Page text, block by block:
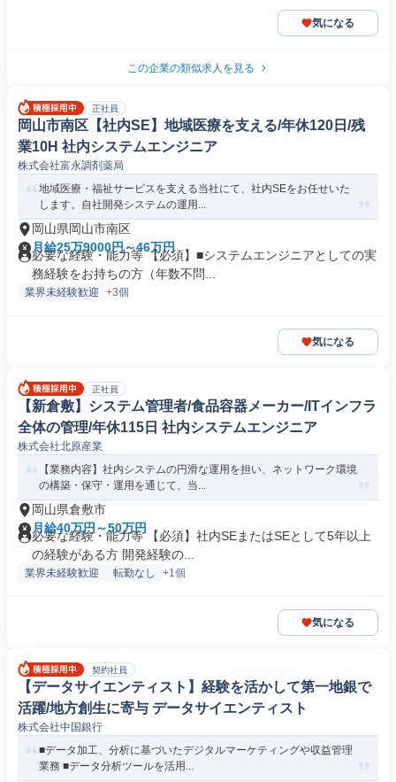
気になる
この企業の類似求人を見る
正社員
岡山市南区【社内SE】地域医療を支える/年休120日/残
業10H 社内システムエンジニア
株式会社富永調剤薬局
地域医療・福祉サービスを支える当社にて、社内SEをお任せいた
します。自社開発システムの運用...
岡山県岡山市南区
月給25万9000円～46万円
必要な経験・能力等 【必須】■システムエンジニアとしての実
務経験をお持ちの方（年数不問...
業界未経験歓迎 +3個
気になる
正社員
【新倉敷】システム管理者/食品容器メーカー/ITインフラ
全体の管理/年休115日 社内システムエンジニア
株式会社北原産業
【業務内容】社内システムの円滑な運用を担い、ネットワーク環境
の構築・保守・運用を通じて、当...
岡山県倉敷市
月給40万円～50万円
必要な経験・能力等 【必須】社内SEまたはSEとして5年以上
の経験がある方 開発経験の...
業界未経験歓迎 転勤なし +1個
気になる
契約社員
【データサイエンティスト】経験を活かして第一地銀で
活躍/地方創生に寄与 データサイエンティスト
株式会社中国銀行
■データ加工、分析に基づいたデジタルマーケティングや収益管理
業務 ■データ分析ツールを活用...